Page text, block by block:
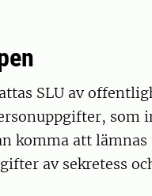
SLU av
som
komma att
av sekretess